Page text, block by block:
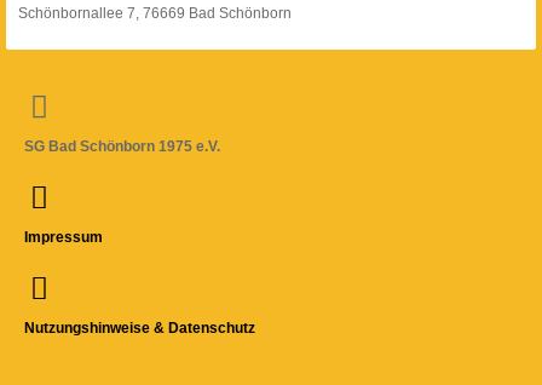
Schönbornallee 7, 76669 Bad Schönborn
SG Bad Schönborn 1975 e.V.
Impressum
Nutzungshinweise & Datenschutz